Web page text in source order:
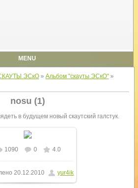
MENU
ЭСкО» Альбом "скауты ЭСкО"»
nosu (1)
в будущем новый скаутский галстук.
В реальном размере
1280x960/ 521.2Kb
1090 0 4.0
20.12.2010 yur4ik